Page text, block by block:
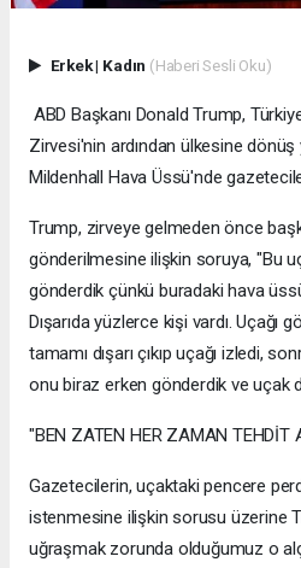
Erkek| Kadın (Haberi Sesli Oku)
ABD Başkanı Donald Trump,
Zirvesi'nin ardından ülkesine
Mildenhall Hava Üssü'nde
Trump, zirveye gelmeden önce
gönderilmesine ilişkin soruya, "Bu
gönderdik çünkü buradaki hava
Dışarıda yüzlerce kişi vardı. Uçağı
tamamı dışarı çıkıp uçağı izledi,
onu biraz erken gönderdik ve uçak
"BEN ZATEN HER ZAMAN TEHDİT
Gazetecilerin, uçaktaki pencere
istenmesine ilişkin sorusu üzerine
uğraşmak zorunda olduğumuz o